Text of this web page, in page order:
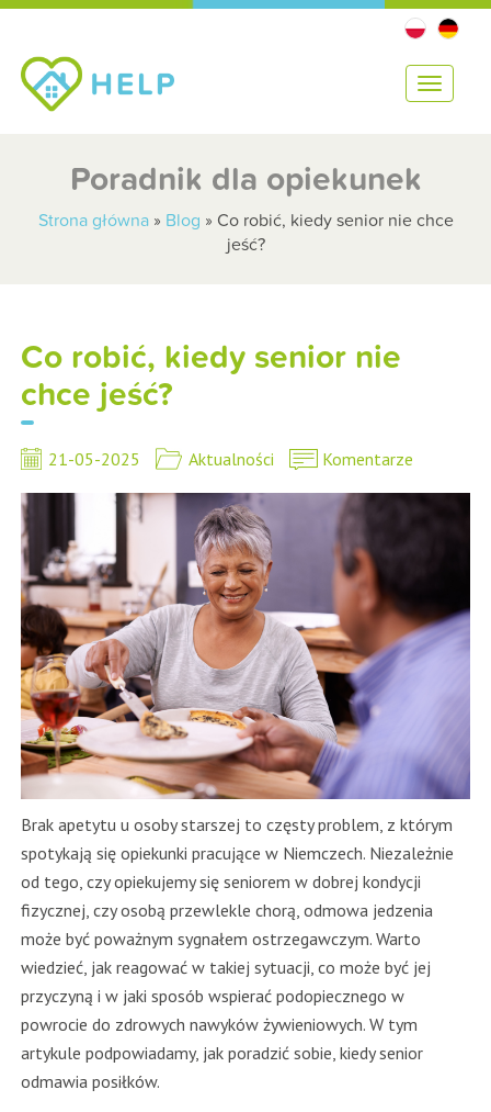
T
n
Poradnik dla opiekunek
Strona główna» Blog » Co robić, kiedy senior nie chce
jeść?
Co robić, kiedy senior nie
chce jeść?
21-05-2025 Aktualności Komentarze
Brak apetytu u osoby starszej to częsty problem, z którym
spotykają się opiekunki pracujące w Niemczech. Niezależnie
od tego, czy opiekujemy się seniorem w dobrej kondycji
fizycznej, czy osobą przewlekle chorą, odmowa jedzenia
może być poważnym sygnałem ostrzegawczym. Warto
wiedzieć, jak reagować w takiej sytuacji, co może być jej
przyczyną i w jaki sposób wspierać podopiecznego w
powrocie do zdrowych nawyków żywieniowych. W tym
artykule podpowiadamy, jak poradzić sobie, kiedy senior
odmawia posiłków.